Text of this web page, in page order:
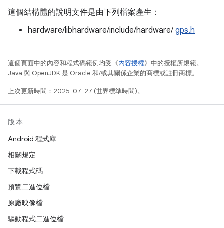
這個結構體的說明文件是由下列檔案產生：
hardware/libhardware/include/hardware/ gps.h
這個頁面中的內容和程式碼範例均受《內容授權》中的授權所規範。
Java 與 OpenJDK 是 Oracle 和/或其關係企業的商標或註冊商標。
上次更新時間：2025-07-27 (世界標準時間)。
版本
Android 程式庫
相關規定
下載程式碼
預覽二進位檔
原廠映像檔
驅動程式二進位檔